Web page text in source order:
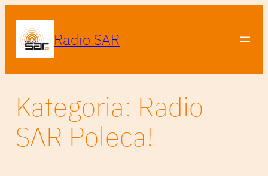
treści
Radio SAR
Kategoria: Radio
SAR Poleca!